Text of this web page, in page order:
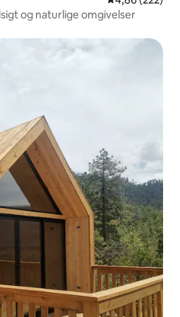
og naturlige omgivelser